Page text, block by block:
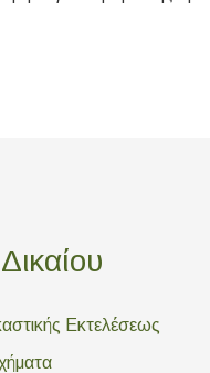
Εκτελέσεως